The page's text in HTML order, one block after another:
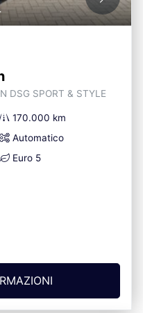
DSG SPORT & STYLE
170.000 km
Automatico
Euro 5